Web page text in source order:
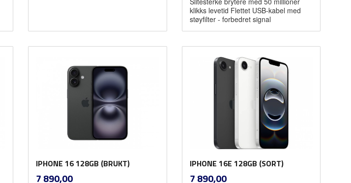
Kjøp
klikks levetid Flettet USB-kabel med
støyfilter - forbedret signal
IPHONE 16 128GB (BRUKT)
Pris
7 890,00
IPHONE 16E 128GB (SORT)
Pris
7 890,00